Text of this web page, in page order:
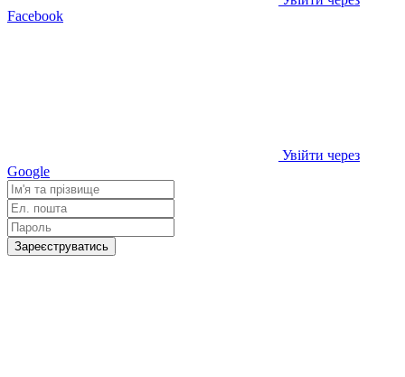
Facebook
Увійти через
Google
Зареєструватись